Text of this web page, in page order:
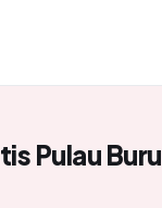
Pulau Buru